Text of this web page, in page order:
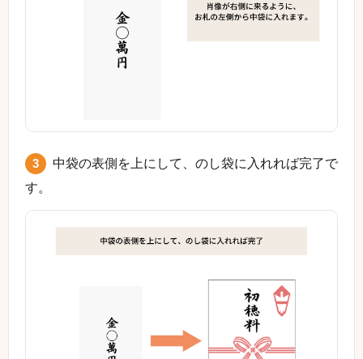
3
中袋の表側を上にして、のし袋に入れれば完了で
す。